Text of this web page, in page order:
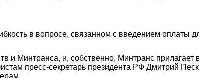
в вопросе, связанном с введением оплаты
Минтранса, и, собственно, Минтранс прилагает
пресс-секретарь президента РФ Дмитрий